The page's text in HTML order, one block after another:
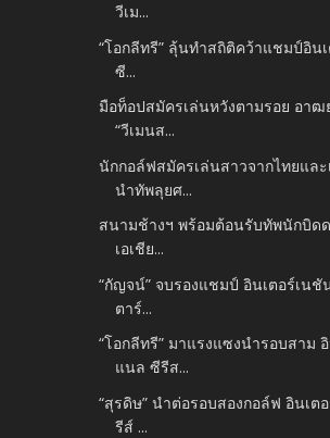
วีเม...
“โอกลีทรี” ลุ้นทำสถิติคว้าแชมป์อิน
ซี...
มือท็อปสมัครเล่นหวังตามรอย อา
“วีเมนส...
นักกอล์ฟสมัครเล่นสาวจากไทยและ
นำทัพลุยศ...
สนามช้างฯ พร้อมต้อนรับทัพนักบิด
เอเชีย...
“กัญจน์” จบรองแชมป์ อินเตอร์เน
ตาร์...
“โอกลีทรี” มาแรงแซงนำรอบสาม
แนล ซีรีส...
“สุรดิษ” นำต่อรอบสองกอล์ฟ อินเ
รีส์ ...